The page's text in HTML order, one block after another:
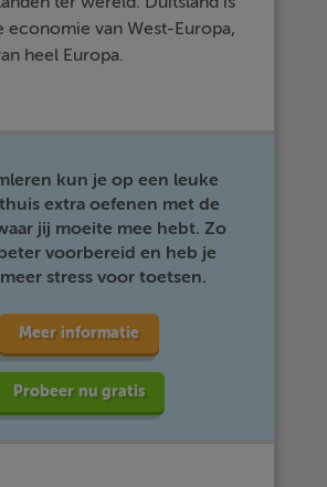
economie van West-Europa,
heel Europa.
kun je op een leuke
extra oefenen met de
jij moeite mee hebt. Zo
voorbereid en heb je
stress voor toetsen.
Meer informatie
Probeer nu gratis